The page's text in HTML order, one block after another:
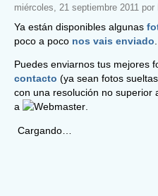
miércoles, 21 septiembre 2011 por
Ya están disponibles algunas
poco a poco nos vais enviado
Puedes enviarnos tus mejores
contacto (ya sean fotos
con una resolución no superior
a
Cargando…